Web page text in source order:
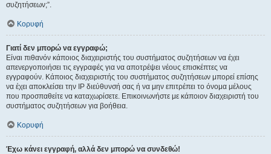
συζητήσεων;”.
Κορυφή
Γιατί δεν μπορώ να εγγραφώ;
Είναι πιθανόν κάποιος διαχειριστής του συστήματος συζητήσεων να έχει
απενεργοποιήσει τις εγγραφές για να αποτρέψει νέους επισκέπτες να
εγγραφούν. Κάποιος διαχειριστής του συστήματος συζητήσεων μπορεί επίσης
να έχει αποκλείσει την IP διεύθυνσή σας ή να μην επιτρέπει το όνομα μέλους
που προσπαθείτε να καταχωρίσετε. Επικοινωνήστε με κάποιον διαχειριστή του
συστήματος συζητήσεων για βοήθεια.
Κορυφή
Έχω κάνει εγγραφή, αλλά δεν μπορώ να συνδεθώ!